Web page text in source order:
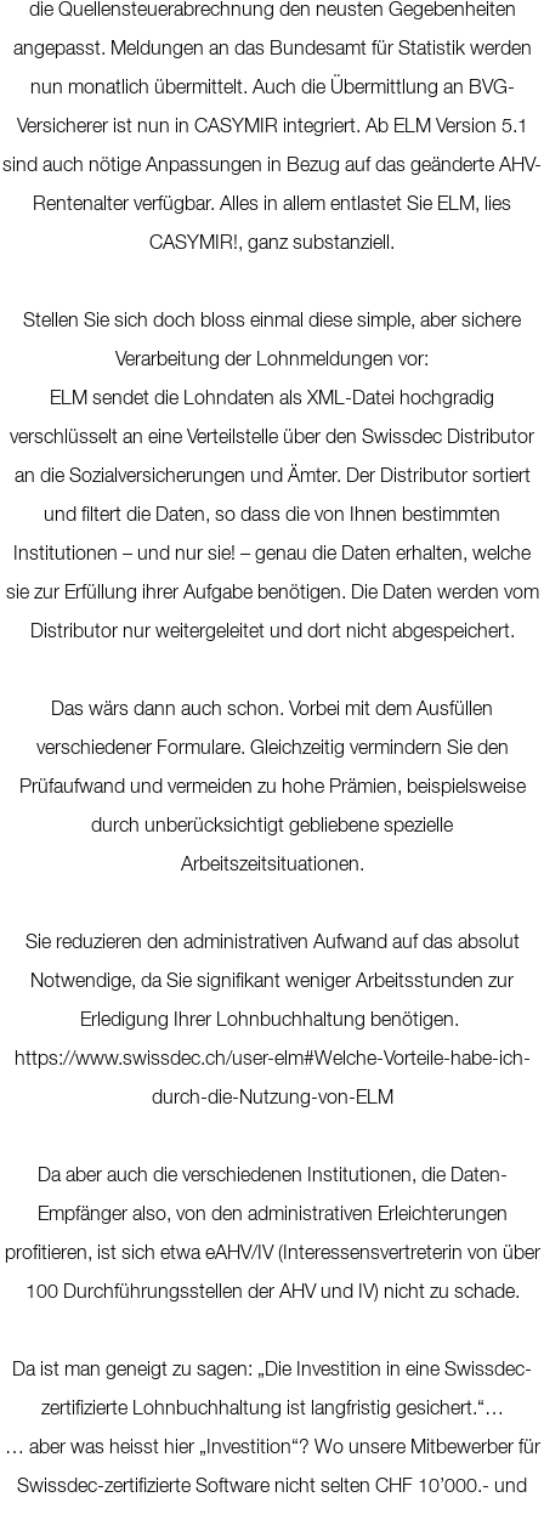
die Quellensteuerabrechnung den neusten Gegebenheiten
angepasst. Meldungen an das Bundesamt für Statistik werden
nun monatlich übermittelt. Auch die Übermittlung an BVG-
Versicherer ist nun in CASYMIR integriert. Ab ELM Version 5.1
sind auch nötige Anpassungen in Bezug auf das geänderte AHV-
Rentenalter verfügbar. Alles in allem entlastet Sie ELM, lies
CASYMIR!, ganz substanziell.
Stellen Sie sich doch bloss einmal diese simple, aber sichere
Verarbeitung der Lohnmeldungen vor:
ELM sendet die Lohndaten als XML-Datei hochgradig
verschlüsselt an eine Verteilstelle über den Swissdec Distributor
an die Sozialversicherungen und Ämter. Der Distributor sortiert
und filtert die Daten, so dass die von Ihnen bestimmten
Institutionen – und nur sie! – genau die Daten erhalten, welche
sie zur Erfüllung ihrer Aufgabe benötigen. Die Daten werden vom
Distributor nur weitergeleitet und dort nicht abgespeichert.
Das wärs dann auch schon. Vorbei mit dem Ausfüllen
verschiedener Formulare. Gleichzeitig vermindern Sie den
Prüfaufwand und vermeiden zu hohe Prämien, beispielsweise
durch unberücksichtigt gebliebene spezielle
Arbeitszeitsituationen.
Sie reduzieren den administrativen Aufwand auf das absolut
Notwendige, da Sie signifikant weniger Arbeitsstunden zur
Erledigung Ihrer Lohnbuchhaltung benötigen.
https://www.swissdec.ch/user-elm#Welche-Vorteile-habe-ich-
durch-die-Nutzung-von-ELM
Da aber auch die verschiedenen Institutionen, die Daten-
Empfänger also, von den administrativen Erleichterungen
profitieren, ist sich etwa eAHV/IV (Interessensvertreterin von über
100 Durchführungsstellen der AHV und IV) nicht zu schade.
Da ist man geneigt zu sagen: „Die Investition in eine Swissdec-
zertifizierte Lohnbuchhaltung ist langfristig gesichert.“…
… aber was heisst hier „Investition“? Wo unsere Mitbewerber für
Swissdec-zertifizierte Software nicht selten CHF 10’000.- und